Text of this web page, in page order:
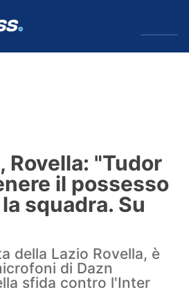
Rovella: "Tudor
il possesso
squadra. Su
della Lazio Rovella, è
di Dazn
sfida contro l'Inter